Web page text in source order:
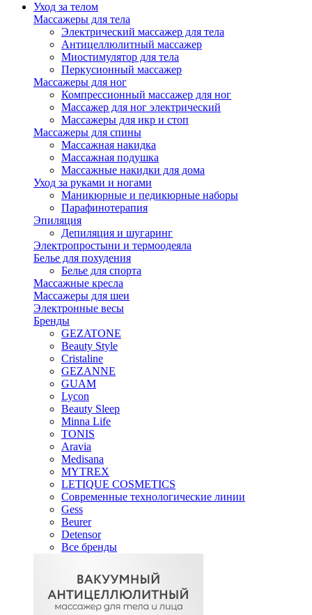
Уход за телом
Массажеры для тела
Электрический массажер для тела
Антицеллюлитный массажер
Миостимулятор для тела
Перкусионный массажер
Массажеры для ног
Компрессионный массажер для ног
Массажер для ног электрический
Массажеры для икр и стоп
Массажеры для спины
Массажная накидка
Массажная подушка
Массажные накидки для дома
Уход за руками и ногами
Маникюрные и педикюрные наборы
Парафинотерапия
Эпиляция
Депиляция и шугаринг
Электропростыни и термоодеяла
Белье для похудения
Белье для спорта
Массажные кресла
Массажеры для шеи
Электронные весы
Бренды
GEZATONE
Beauty Style
Cristaline
GEZANNE
GUAM
Lycon
Beauty Sleep
Minna Life
TONIS
Aravia
Medisana
MYTREX
LETIQUE COSMETICS
Современные технологические линии
Gess
Beurer
Detensor
Все бренды